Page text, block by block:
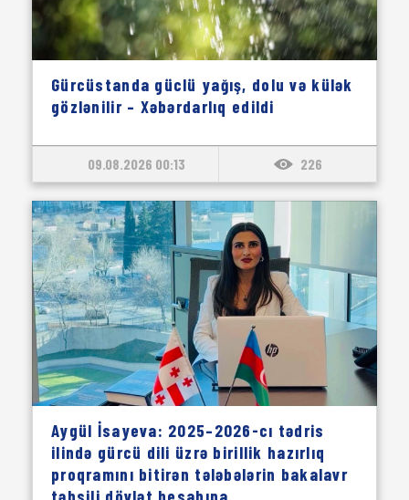
Gürcüstanda güclü yağış, dolu və külək
gözlənilir – Xəbərdarlıq edildi
09.08.2026 00:13 226
Aygül İsayeva: 2025–2026-cı tədris
ilində gürcü dili üzrə birillik hazırlıq
proqramını bitirən tələbələrin bakalavr